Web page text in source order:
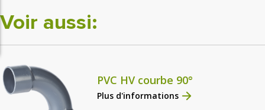
Voir aussi:
PVC HV courbe 90°
Plus d'informations